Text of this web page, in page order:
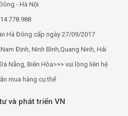
- Hà Nội
Hà Đông cấp ngày 27/09/2017
Định, Ninh Bình,Quang Ninh, Hải
Nẵng, Biên Hòa>>> vui lòng liên hệ
mua hàng cụ thể
và phát triển VN